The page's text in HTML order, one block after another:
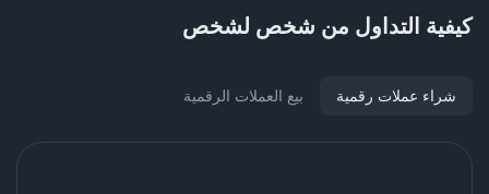
كيفية التداول من شخص لشخص
شراء عملات رقمية بيع العملات الرقمية